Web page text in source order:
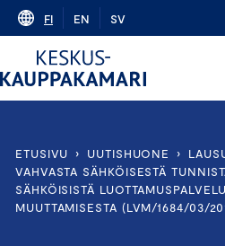
Skip
content
FI EN SV
ETUSIVU › UUTISHUONE ›
VAHVASTA SÄHKÖISESTÄ
SÄHKÖISISTÄ
MUUTTAMISESTA (LVM/1684/03/